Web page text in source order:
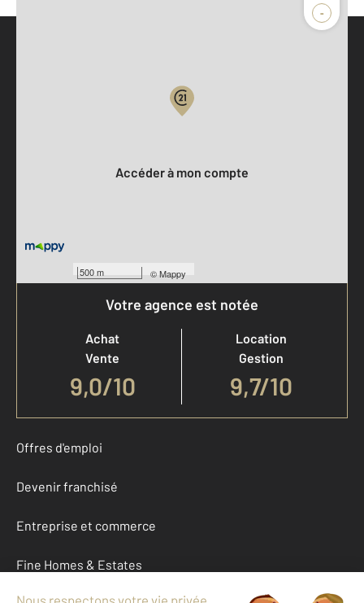
-
500 m ©Mappy
Accéder à mon compte
Votre agence est notée
Achat
Vente
9,0/10
Location
Gestion
9,7/10
Offres d'emploi
Devenir franchisé
Entreprise et commerce
Fine Homes & Estates